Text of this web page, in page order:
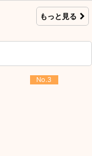
もっと見る
No.3